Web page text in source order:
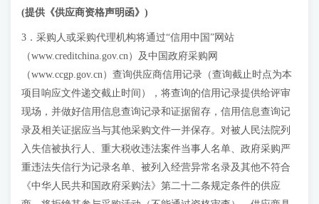
(提供《供应商资格声明函》)
3．采购人或采购代理机构将通过“信用中国”网站
（www.creditchina.gov.cn）及中国政府采购网
（www.ccgp.gov.cn）查询供应商信用记录（查询截止时点为本
项目响应文件递交截止时间），将查询的信用记录提供给评审
现场，并做好信用信息查询记录和证据留存，信用信息查询记
录及相关证据应当与其他采购文件一并保存。对被人民法院列
入失信被执行人、重大税收违法案件当事人名单、政府采购严
重违法失信行为记录名单、被列入经营异常名录及其他不符合
《中华人民共和国政府采购法》第二十二条规定条件的供应